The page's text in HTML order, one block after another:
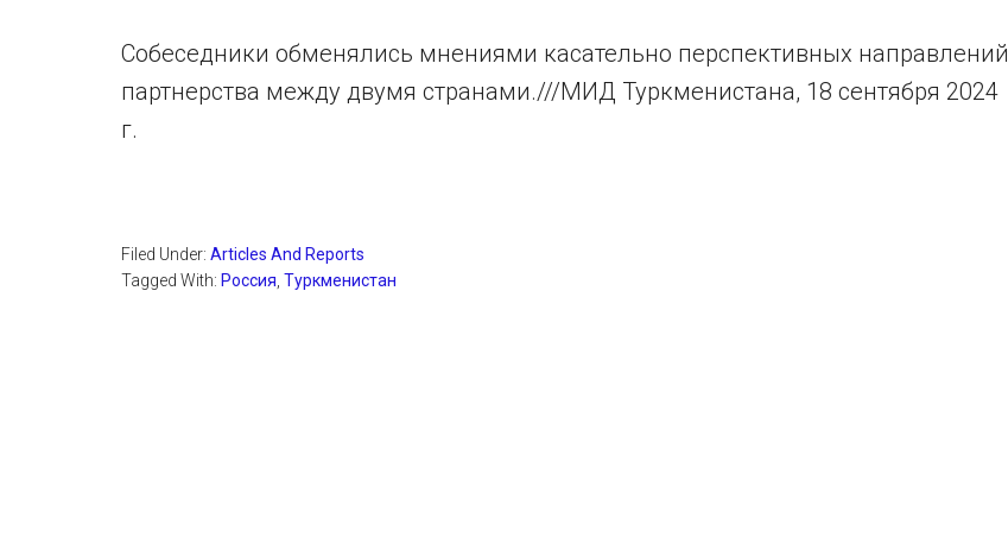
Собеседники обменялись мнениями касательно перспективных направлений
партнерства между двумя странами.///МИД Туркменистана, 18 сентября 2024
г.
Filed Under: Articles And Reports
Tagged With: Россия Туркменистан